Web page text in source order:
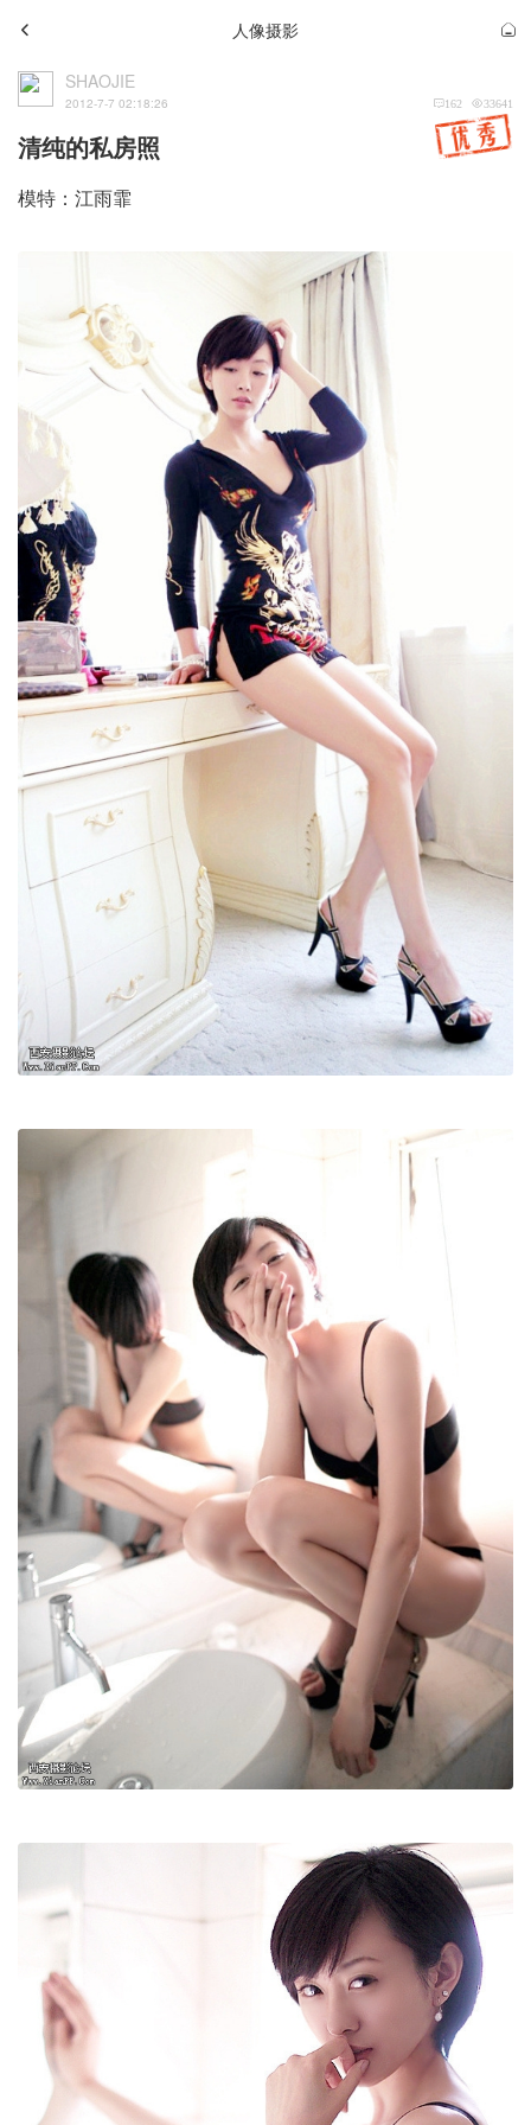
人像摄影
SHAOJIE
2012-7-7 02:18:26 162 33641
清纯的私房照
模特：江雨霏